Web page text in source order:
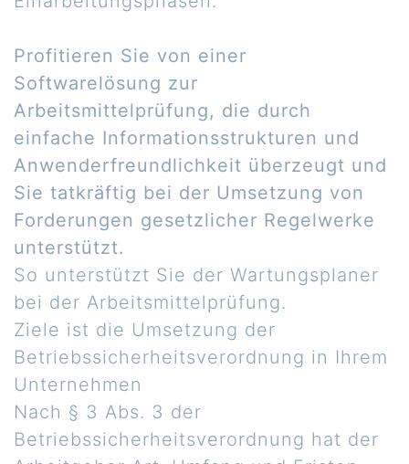
Profitieren Sie von einer
Softwarelösung zur
Arbeitsmittelprüfung, die durch
einfache Informationsstrukturen und
Anwenderfreundlichkeit überzeugt und
Sie tatkräftig bei der Umsetzung von
Forderungen gesetzlicher Regelwerke
unterstützt.
So unterstützt Sie der Wartungsplaner
bei der Arbeitsmittelprüfung.
Ziele ist die Umsetzung der
Betriebssicherheitsverordnung in Ihrem
Unternehmen
Nach § 3 Abs. 3 der
Betriebssicherheitsverordnung hat der